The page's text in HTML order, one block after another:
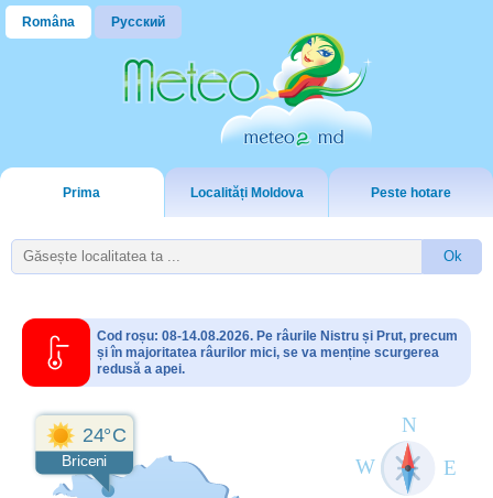
Româna Русский
Prima Localități Moldova Peste hotare
Cod roșu: 08-14.08.2026. Pe râurile Nistru și Prut, precum
și în majoritatea râurilor mici, se va menține scurgerea
redusă a apei.
24°C
Briceni